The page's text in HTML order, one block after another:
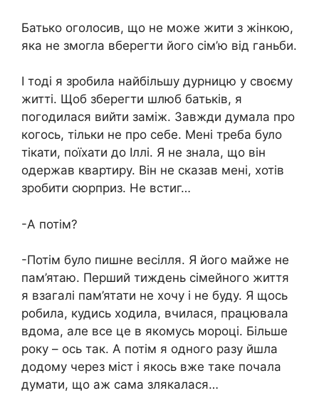
Батько оголосив, що не може жити з жінкою,
яка не змогла вберегти його сім’ю від ганьби.
І тоді я зробила найбільшу дурницю у своєму
житті. Щоб зберегти шлюб батьків, я
погодилася вийти заміж. Завжди думала про
когось, тільки не про себе. Мені треба було
тікати, поїхати до Іллі. Я не знала, що він
одержав квартиру. Він не сказав мені, хотів
зробити сюрприз. Не встиг…
-А потім?
-Потім було пишне весілля. Я його майже не
пам’ятаю. Перший тиждень сімейного життя
я взагалі пам’ятати не хочу і не буду. Я щось
робила, кудись ходила, вчилася, працювала
вдома, але все це в якомусь мороці. Більше
року – ось так. А потім я одного разу йшла
додому через міст і якось вже таке почала
думати, що аж сама злякалася…